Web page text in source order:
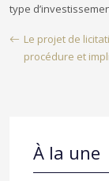
type
Le projet de
procédure et
À la une